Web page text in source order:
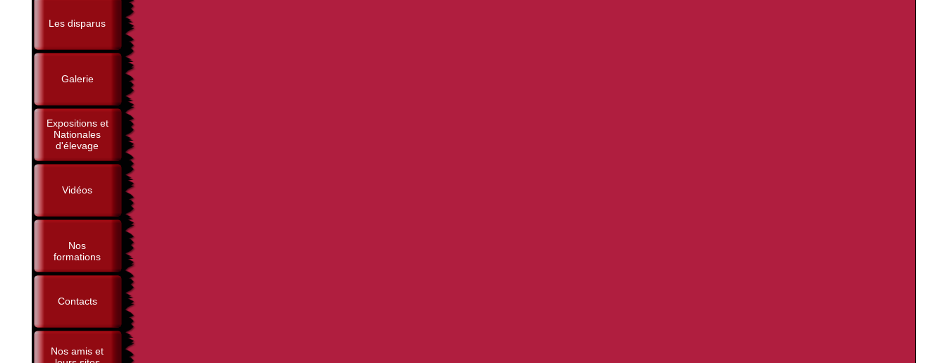
Les disparus
Galerie
Expositions et
Nationales
d'élevage
Vidéos
Nos
formations
Contacts
Nos amis et